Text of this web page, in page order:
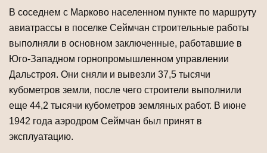
В соседнем с Марково населенном пункте по маршруту
авиатрассы в поселке Сеймчан строительные работы
выполняли в основном заключенные, работавшие в
Юго-Западном горнопромышленном управлении
Дальстроя. Они сняли и вывезли 37,5 тысячи
кубометров земли, после чего строители выполнили
еще 44,2 тысячи кубометров земляных работ. В июне
1942 года аэродром Сеймчан был принят в
эксплуатацию.